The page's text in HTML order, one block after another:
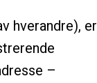
hverandre), er
–